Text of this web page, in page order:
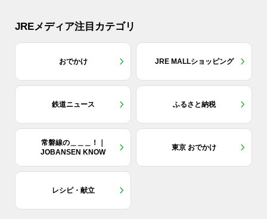
JREメディア注目カテゴリ
おでかけ JRE MALLショッピング
鉄道ニュース ふるさと納税
常磐線の＿＿＿！｜
JOBANSEN KNOW
東京 おでかけ
レシピ・献立